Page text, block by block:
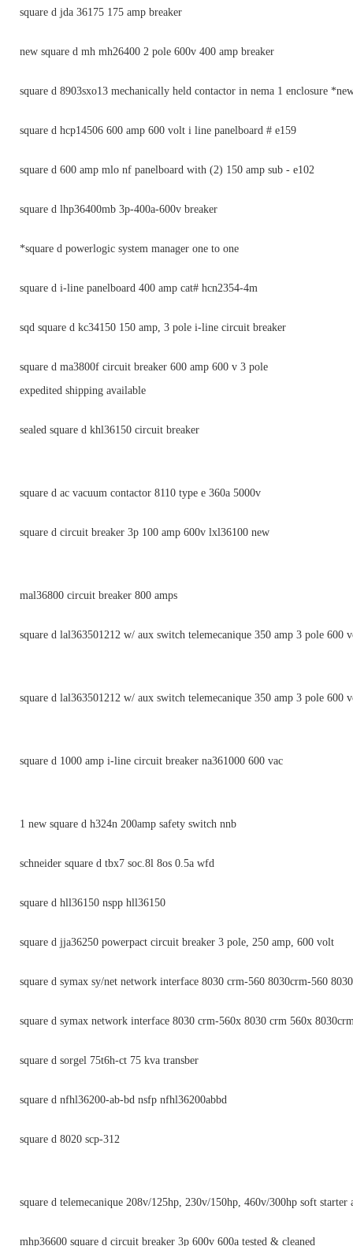
square d jda 36175 175 amp breaker
new square d mh mh26400 2 pole 600v 400 amp breaker
square d 8903sxo13 mechanically held contactor in nema 1 enclosure
square d hcp14506 600 amp 600 volt i line panelboard # e159
square d 600 amp mlo nf panelboard with (2) 150 amp sub - e102
square d lhp36400mb 3p-400a-600v breaker
*square d powerlogic system manager one to one
square d i-line panelboard 400 amp cat# hcn2354-4m
sqd square d kc34150 150 amp, 3 pole i-line circuit breaker
square d ma3800f circuit breaker 600 amp 600 v 3 pole
expedited shipping available
sealed square d khl36150 circuit breaker
square d ac vacuum contactor 8110 type e 360a 5000v
square d circuit breaker 3p 100 amp 600v lxl36100 new
mal36800 circuit breaker 800 amps
square d lal363501212 w/ aux switch telemecanique 350 amp 3 pole 600
square d lal363501212 w/ aux switch telemecanique 350 amp 3 pole 600
square d 1000 amp i-line circuit breaker na361000 600 vac
1 new square d h324n 200amp safety switch nnb
schneider square d tbx7 soc.8l 8os 0.5a wfd
square d hll36150 nspp hll36150
square d jja36250 powerpact circuit breaker 3 pole, 250 amp, 600 volt
square d symax sy/net network interface 8030 crm-560 8030crm-560
square d symax network interface 8030 crm-560x 8030 crm 560x
square d sorgel 75t6h-ct 75 kva transber
square d nfhl36200-ab-bd nsfp nfhl36200abbd
square d 8020 scp-312
square d telemecanique 208v/125hp, 230v/150hp, 460v/300hp soft starter
mhp36600 square d circuit breaker 3p 600v 600a tested & cleaned